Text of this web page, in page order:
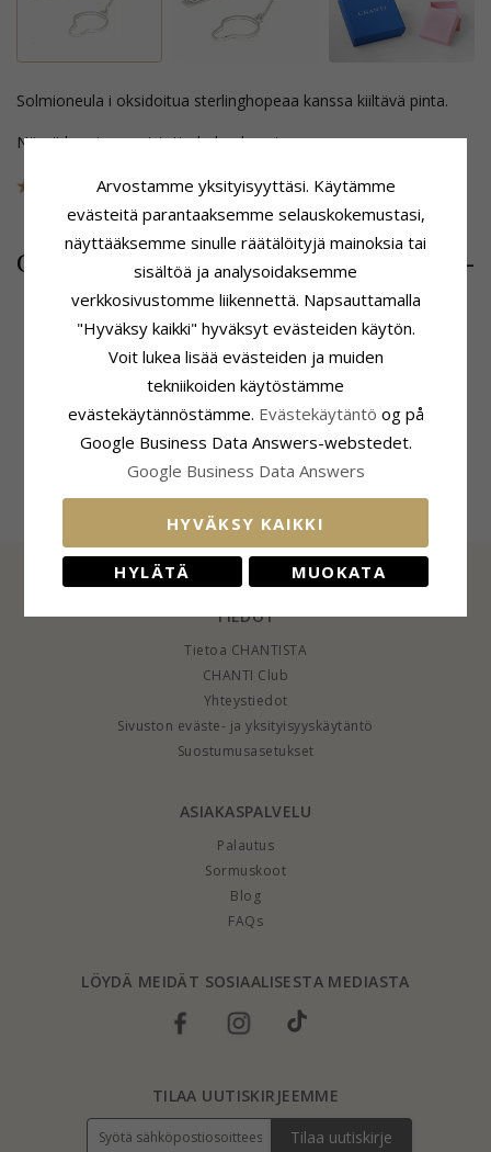
solmioneula i oksidoitua sterlinghopeaa kanssa kiiltävä pinta.
Nämä korut on poistettu kokoelmasta
Tuotenro 86 POISTUU
CHANTI hinta 92,-
Tuoteseloste
Solmioneula
Jalometalli:
Oksidoitua Sterlinghopeaa
Kiiltävä
Koko
Korkeus:5,5 mm
Leveys: 59,0 mm
Toimitusaika
Toimitusaika: 4-5 Arkipäivä
TIEDOT
Tietoa CHANTISTA
CHANTI Club
Yhteystiedot
Sivuston eväste- ja yksityisyyskäytäntö
Suostumusasetukset
ASIAKASPALVELU
Palautus
Sormuskoot
Blog
FAQs
LÖYDÄ MEIDÄT SOSIAALISESTA MEDIASTA
TILAA UUTISKIRJEEMME
Tilaa uutiskirje
Arvostamme yksityisyyttäsi. Käytämme
evästeitä parantaaksemme selauskokemustasi,
näyttääksemme sinulle räätälöityjä mainoksia tai
sisältöä ja analysoidaksemme
verkkosivustomme liikennettä. Napsauttamalla
"Hyväksy kaikki" hyväksyt evästeiden käytön.
Voit lukea lisää evästeiden ja muiden
tekniikoiden käytöstämme
evästekäytännöstämme. Evästekäytäntö og på
Google Business Data Answers-webstedet.
Google Business Data Answers
HYVÄKSY KAIKKI
HYLÄTÄ MUOKATA